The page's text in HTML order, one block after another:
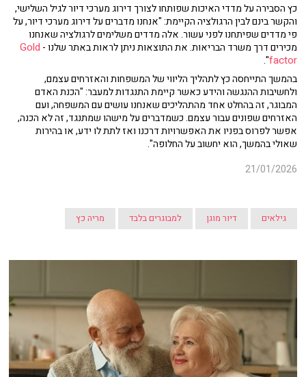
כץ הסבירה על מדדי האיכות שפותחו לצורך דירוג מערכי דיור לגיל השלישי,
והקשר בינם לבין הרגולציה הקיימת:"אנחנו מדברים על דירוג מערכי דיור, על
פי מדדים שפיתחנו לפני עשור. אלה מדדים משלימים לרגולציה שאנחנו
מכירים דרך משרד הבריאות. את התוצאות ניתן לראות באתר שלנו - Gold
factor
".
בהמשך התייחסה כץ לתהליך הליווי של המשפחות והאזרחים עצמם,
ולחשיבות ההנגשה והידע כאשר קיימת התנגדות למעבר:"הכנת האדם
המבוגר, זה בהחלט אחד מהתהליכים שאנחנו עושים עם המשפחה, ועם
האזרחים שפונים עבור עצמם. כשמדברים על מישהו שמתנגד, זה לא הכנה,
אפשר לפרוס בפניו את האפשרויות דרכנו ואז לתת לו ידע, או בהירות
שאולי בהמשך, הוא יחשוב על החלופה".
21/01/2026
גילאים דיור מוגן למבוגרים בלבד מריה כץ